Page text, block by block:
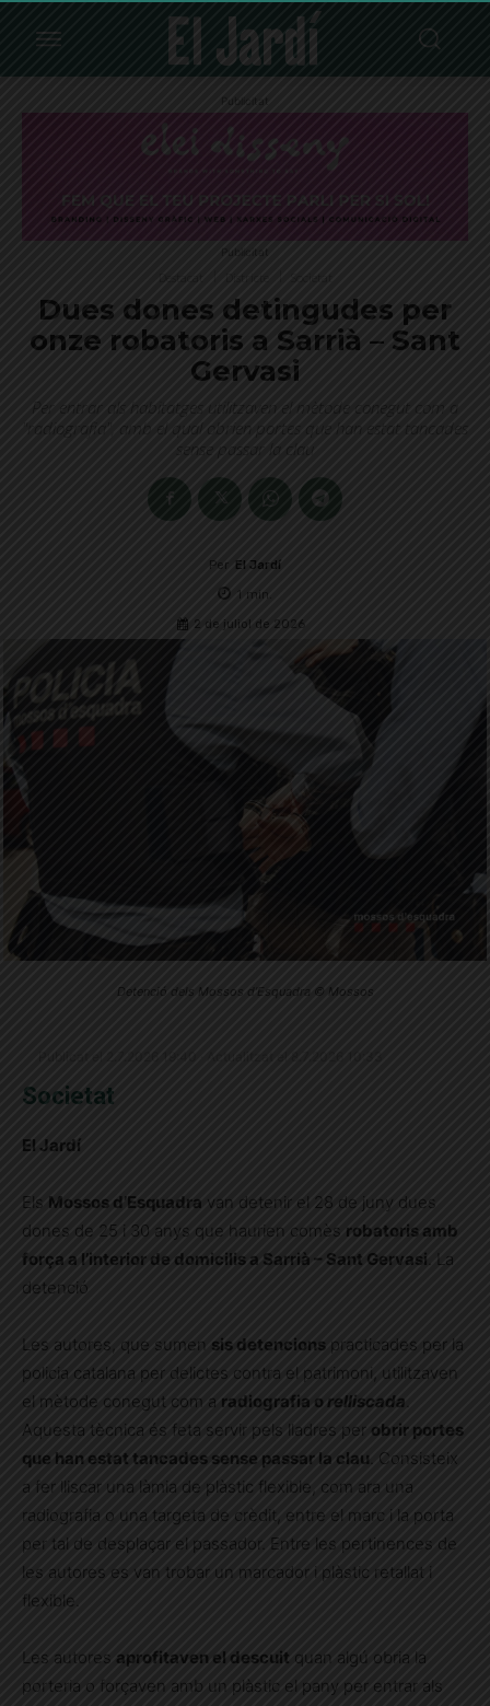
Publicitat
Publicitat
Dues dones detingudes per
onze robatoris a Sarrià – Sant
Gervasi
Per entrar als habitatges utilitzaven el mètode conegut com a
"radiografia", amb el qual obrien portes que han estat tancades
sense passar la clau
Per El Jardí
1 min.
2 de juliol de 2026
Detenció dels Mossos d'Esquadra © Mossos
Societat
El Jardí
Els Mossos d’Esquadra van detenir el 28 de juny dues
dones de 25 i 30 anys que haurien comès robatoris amb
força a l’interior de domicilis a Sarrià – Sant Gervasi . La
detenció
Les autores, que sumen sis detencions practicades per la
policia catalana per delictes contra el patrimoni, utilitzaven
el mètode conegut com a radiografia orelliscada .
Aquesta tècnica és feta servir pels lladres per obrir portes
que han estat tancades sense passar la clau . Consisteix
a fer lliscar una làmia de plàstic flexible, com ara una
radiografia o una targeta de crèdit, entre el marc i la porta
per tal de desplaçar el passador. Entre les pertinences de
les autores es van trobar un marcador i plàstic retallat i
flexible.
Les autores aprofitaven el descuit quan algú obria la
porteria o forçaven amb un plàstic el pany per entrar als